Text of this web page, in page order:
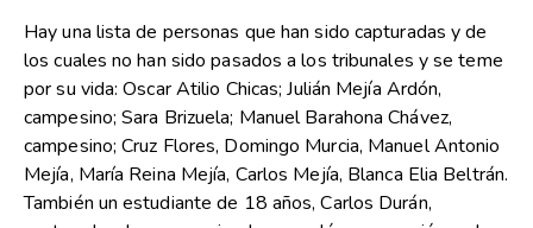
Hay una lista de personas que han sido capturadas y de
los cuales no han sido pasados a los tribunales y se teme
por su vida: Oscar Atilio Chicas; Julián Mejía Ardón,
campesino; Sara Brizuela; Manuel Barahona Chávez,
campesino; Cruz Flores, Domingo Murcia, Manuel Antonio
Mejía, María Reina Mejía, Carlos Mejía, Blanca Elia Beltrán.
También un estudiante de 18 años, Carlos Durán,